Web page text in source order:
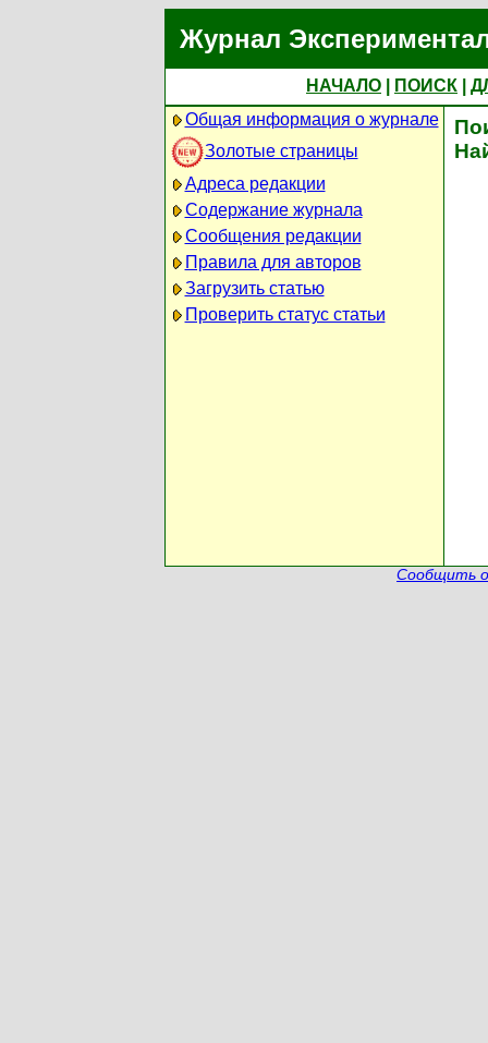
Журнал
НАЧАЛО ПОИСК
Общая информация о журнале
Золотые страницы
Адреса редакции
Содержание журнала
Сообщения редакции
Правила для авторов
Загрузить статью
Проверить статус статьи
Сообщить о